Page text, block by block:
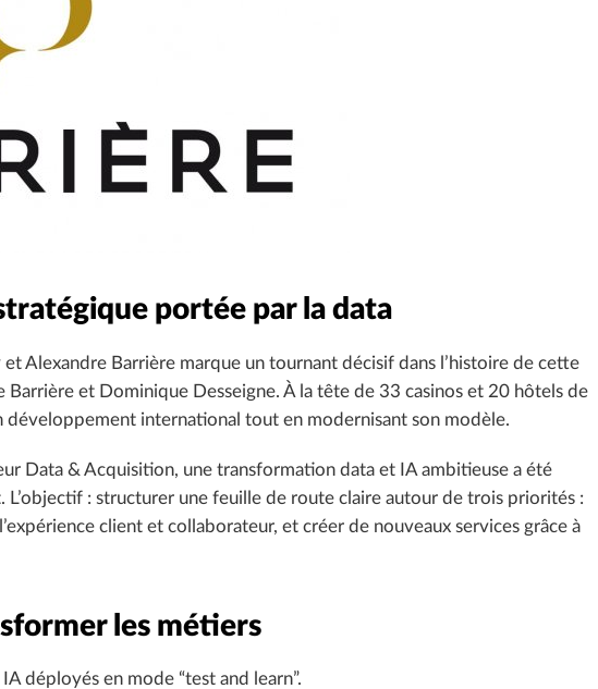
portée par la data
Alexandre Barrière marque un tournant décisif dans l’histoire de cette
et Dominique Desseigne. À la tête de 33 casinos et 20 hôtels de
développement international tout en modernisant son modèle.
Data & Acquisition, une transformation data et IA ambitieuse a été
L’objectif : structurer une feuille de route claire autour de trois priorités :
client et collaborateur, et créer de nouveaux services grâce à
les métiers
déployés en mode “test and learn”.